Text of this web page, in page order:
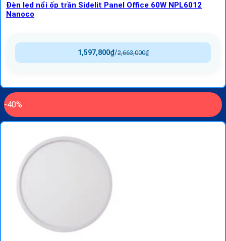
Đèn led nổi ốp trần Sidelit Panel Office 60W NPL6012
Nanoco
2,663,000₫
/
1,597,800₫
-40%